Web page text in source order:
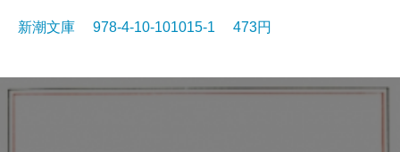
新潮文庫 978-4-10-101015-1 473円